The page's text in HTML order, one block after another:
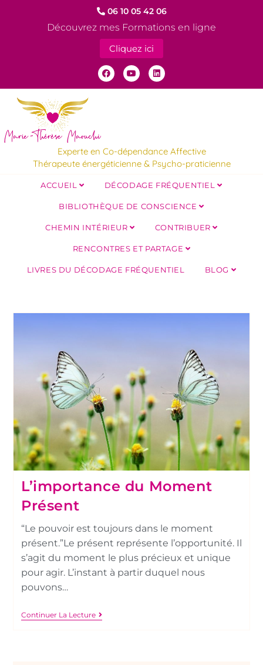
06 10 05 42 06
Découvrez mes Formations en ligne
Cliquez ici
Experte en Co-dépendance Affective
Thérapeute énergéticienne & Psycho-praticienne
ACCUEIL DÉCODAGE FRÉQUENTIEL
BIBLIOTHÈQUE DE CONSCIENCE
CHEMIN INTÉRIEUR CONTRIBUER
RENCONTRES ET PARTAGE
LIVRES DU DÉCODAGE FRÉQUENTIEL BLOG
L’importance du Moment
Présent
“Le pouvoir est toujours dans le moment
présent.”Le présent représente l’opportunité. Il
s’agit du moment le plus précieux et unique
pour agir. L’instant à partir duquel nous
pouvons…
Continuer La Lecture